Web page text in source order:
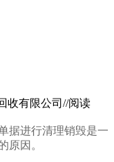
收有限公司//阅读
据进行清理销毁是一
原因。